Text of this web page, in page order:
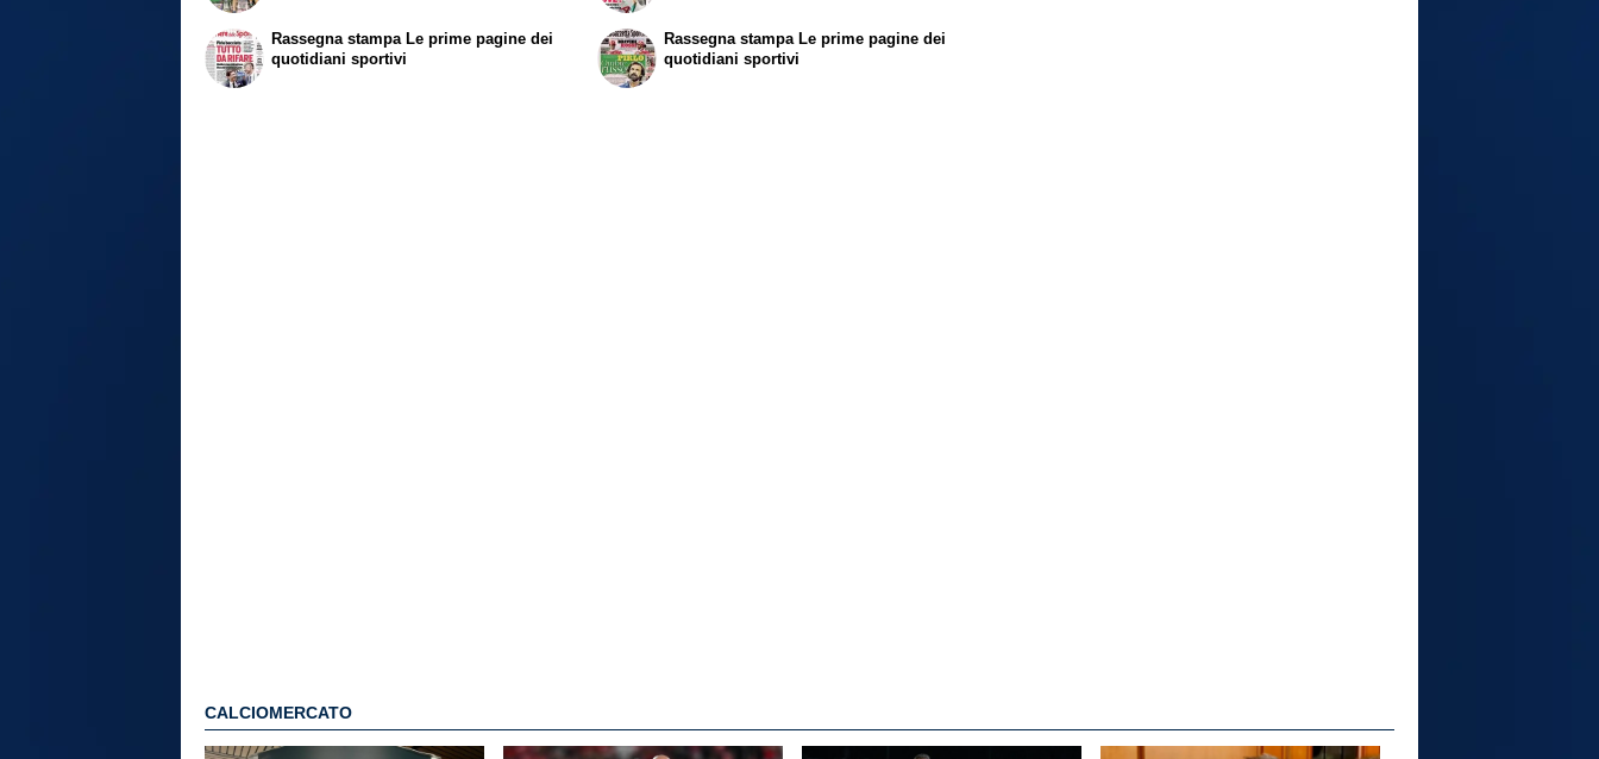
Rassegna stampaLe prime pagine dei
quotidiani sportivi
Rassegna stampaLe prime pagine dei
quotidiani sportivi
CALCIOMERCATO